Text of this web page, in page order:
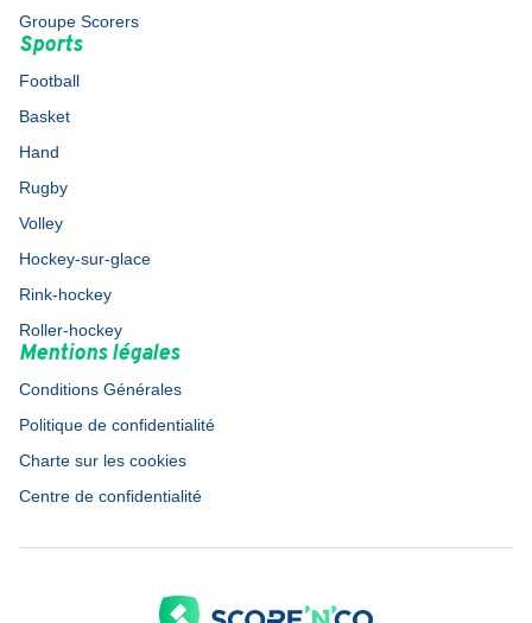
Groupe Scorers
Sports
Football
Basket
Hand
Rugby
Volley
Hockey-sur-glace
Rink-hockey
Roller-hockey
Mentions légales
Conditions Générales
Politique de confidentialité
Charte sur les cookies
Centre de confidentialité